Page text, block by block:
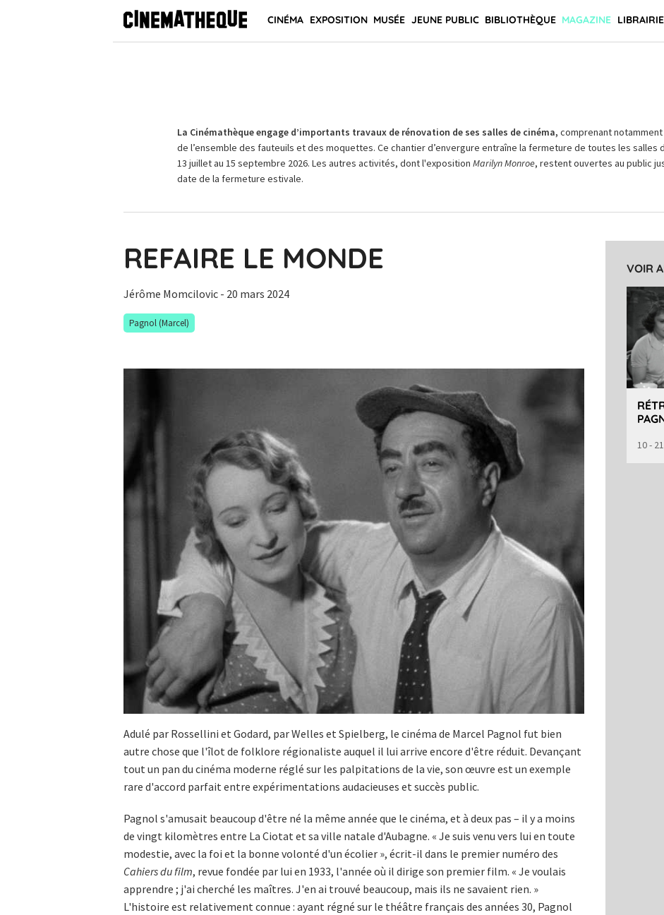
CINÉMA EXPOSITION MUSÉE JEUNE PUBLIC BIBLIOTHÈQUE MAGAZINE LIBRAIRIE
La Cinémathèque engage d’importants travaux de rénovation de ses salles de cinéma, comprenant
de l’ensemble des fauteuils et des moquettes. Ce chantier d’envergure entraîne la fermeture de toutes les salles
13 juillet au 15 septembre 2026. Les autres activités, dont l'exposition Marilyn Monroe, restent ouvertes au public
date de la fermeture estivale.
REFAIRE LE MONDE
Jérôme Momcilovic - 20 mars 2024
Pagnol (Marcel)
Adulé par Rossellini et Godard, par Welles et Spielberg, le cinéma de Marcel Pagnol fut bien
autre chose que l'îlot de folklore régionaliste auquel il lui arrive encore d'être réduit. Devançant
tout un pan du cinéma moderne réglé sur les palpitations de la vie, son œuvre est un exemple
rare d'accord parfait entre expérimentations audacieuses et succès public.
Pagnol s'amusait beaucoup d'être né la même année que le cinéma, et à deux pas – il y a moins
de vingt kilomètres entre La Ciotat et sa ville natale d'Aubagne. « Je suis venu vers lui en toute
modestie, avec la foi et la bonne volonté d'un écolier », écrit-il dans le premier numéro des
Cahiers du film, revue fondée par lui en 1933, l'année où il dirige son premier film. « Je voulais
apprendre ; j'ai cherché les maîtres. J'en ai trouvé beaucoup, mais ils ne savaient rien. »
L'histoire est relativement connue : ayant régné sur le théâtre français des années 30, Pagnol
VOIR
10 -